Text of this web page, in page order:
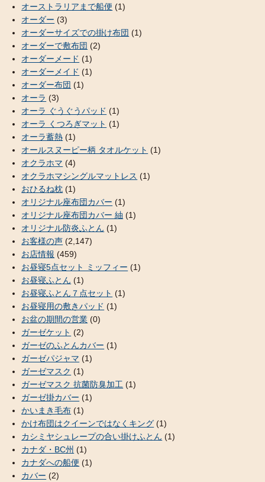
オーストラリアまで船便 (1)
オーダー (3)
オーダーサイズでの掛け布団 (1)
オーダーで敷布団 (2)
オーダーメード (1)
オーダーメイド (1)
オーダー布団 (1)
オーラ (3)
オーラ ぐうぐうパッド (1)
オーラ くつろぎマット (1)
オーラ蓄熱 (1)
オールスヌーピー柄 タオルケット (1)
オクラホマ (4)
オクラホマシングルマットレス (1)
おひるね枕 (1)
オリジナル座布団カバー (1)
オリジナル座布団カバー 紬 (1)
オリジナル防炎ふとん (1)
お客様の声 (2,147)
お店情報 (459)
お昼寝5点セット ミッフィー (1)
お昼寝ふとん (1)
お昼寝ふとん７点セット (1)
お昼寝用の敷きパッド (1)
お盆の期間の営業 (0)
ガーゼケット (2)
ガーゼのふとんカバー (1)
ガーゼパジャマ (1)
ガーゼマスク (1)
ガーゼマスク 抗菌防臭加工 (1)
ガーゼ掛カバー (1)
かいまき毛布 (1)
かけ布団はクイーンではなくキング (1)
カシミヤシュレープの合い掛けふとん (1)
カナダ・BC州 (1)
カナダへの船便 (1)
カバー (2)